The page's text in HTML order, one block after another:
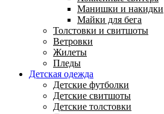
Манишки и накидки
Майки для бега
Толстовки и свитшоты
Ветровки
Жилеты
Пледы
Детская одежда
Детские футболки
Детские свитшоты
Детские толстовки